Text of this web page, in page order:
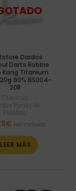
Dardos
Darts Robbie
Kong Titanium
90% BS004-
20R
Cuesoul
Punta de
Plástico
€ Iva incluido
LEER MÁS